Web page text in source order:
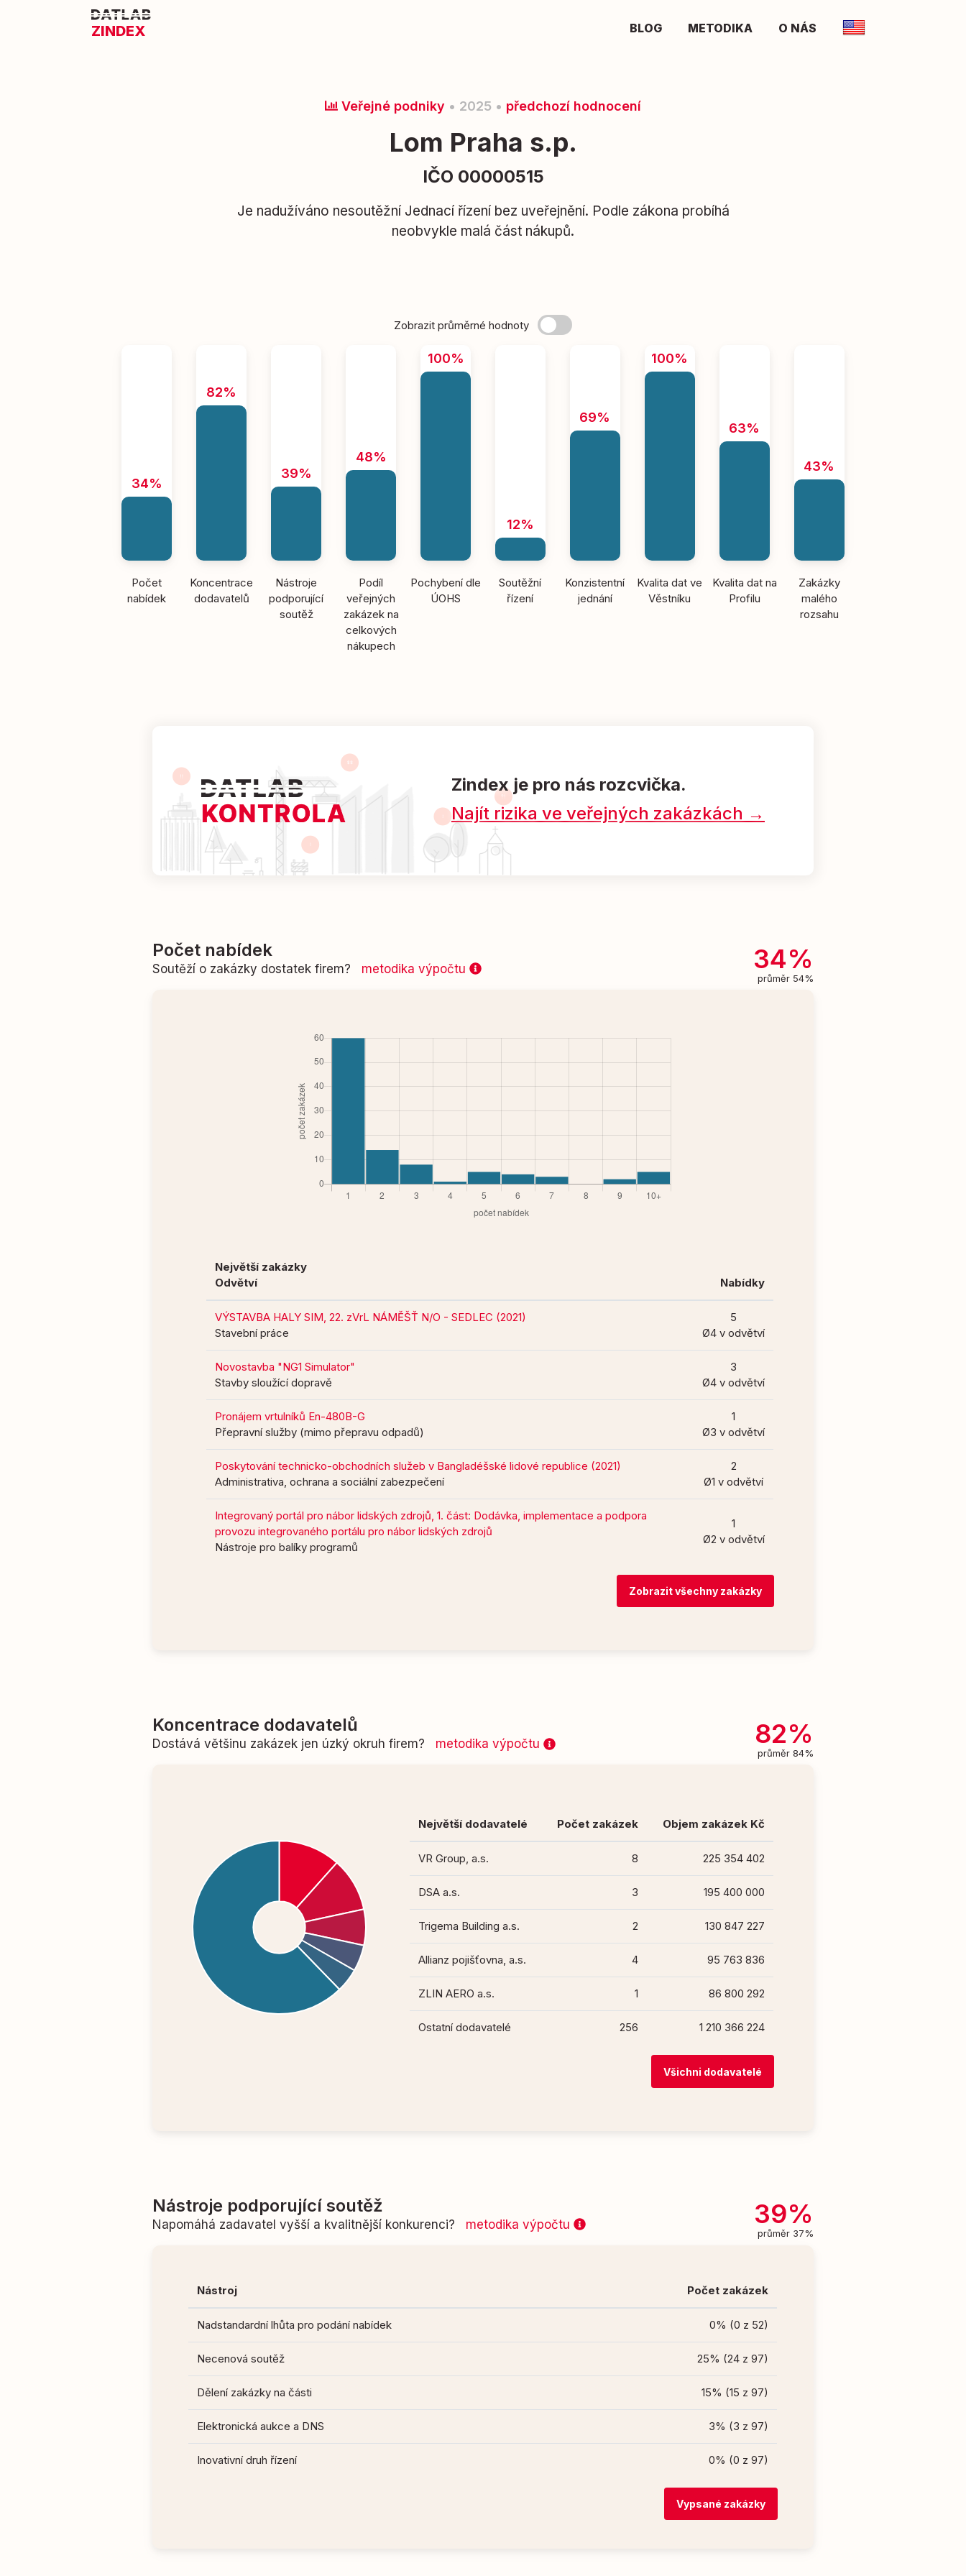
ZINDEX BLOG METODIKA O NÁS
Veřejné podniky • 2025 • předchozí hodnocení
Lom Praha s.p.
IČO 00000515
Je nadužíváno nesoutěžní Jednací řízení bez uveřejnění. Podle zákona probíhá
neobvykle malá část nákupů.
Zobrazit průměrné hodnoty
34%
Počet
nabídek
82%
Koncentrace
dodavatelů
39%
Nástroje
podporující
soutěž
48%
Podíl
veřejných
zakázek na
celkových
nákupech
100%
Pochybení dle
ÚOHS
12%
Soutěžní
řízení
69%
Konzistentní
jednání
100%
Kvalita dat ve
Věstníku
63%
Kvalita dat na
Profilu
43%
Zakázky
malého
rozsahu
Zindex je pro nás rozcvička.
Najít rizika ve veřejných zakázkách →
Počet nabídek
Soutěží o zakázky dostatek firem? metodika výpočtu 34%
průměr 54%
Největší zakázky
Odvětví
Nabídky
VÝSTAVBA HALY SIM, 22. zVrL NÁMĚŠŤ N/O - SEDLEC (2021)
Stavební práce
5
Ø4 v odvětví
Novostavba "NG1 Simulator"
Stavby sloužící dopravě
3
Ø4 v odvětví
Pronájem vrtulníků En-480B-G
Přepravní služby (mimo přepravu odpadů)
1
Ø3 v odvětví
Poskytování technicko-obchodních služeb v Bangladéšské lidové republice (2021)
Administrativa, ochrana a sociální zabezpečení
2
Ø1 v odvětví
Integrovaný portál pro nábor lidských zdrojů, 1. část: Dodávka, implementace a podpora
provozu integrovaného portálu pro nábor lidských zdrojů
Nástroje pro balíky programů
1
Ø2 v odvětví
Zobrazit všechny zakázky
Koncentrace dodavatelů
Dostává většinu zakázek jen úzký okruh firem? metodika výpočtu 82%
průměr 84%
Největší dodavatelé Počet zakázek Objem zakázek Kč
VR Group, a.s. 8 225 354 402
DSA a.s. 3 195 400 000
Trigema Building a.s. 2 130 847 227
Allianz pojišťovna, a.s. 4 95 763 836
ZLIN AERO a.s. 1 86 800 292
Ostatní dodavatelé 256 1 210 366 224
Všichni dodavatelé
Nástroje podporující soutěž
Napomáhá zadavatel vyšší a kvalitnější konkurenci? metodika výpočtu 39%
průměr 37%
Nástroj Počet zakázek
Nadstandardní lhůta pro podání nabídek 0% (0 z 52)
Necenová soutěž 25% (24 z 97)
Dělení zakázky na části 15% (15 z 97)
Elektronická aukce a DNS 3% (3 z 97)
Inovativní druh řízení 0% (0 z 97)
Vypsané zakázky